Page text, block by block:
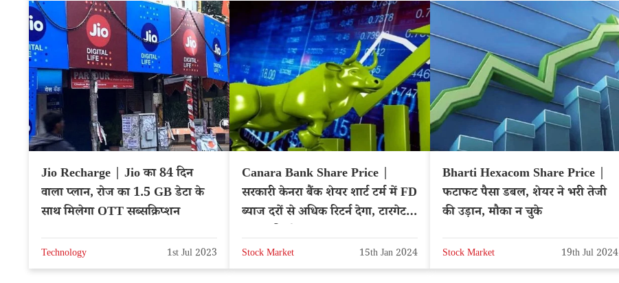
Jio Recharge | Jio का 84 दिन
वाला प्लान, रोज का 1.5 GB डेटा के
साथ मिलेगा OTT सब्सक्रिप्शन
Technology 1st Jul 2023
Canara Bank Share Price |
सरकारी केनरा बैंक शेयर शार्ट टर्म में FD
ब्याज दरों से अधिक रिटर्न देगा, टारगेट
Stock Market 15th Jan 2024
Bharti Hexacom Share Price |
फटाफट पैसा डबल, शेयर ने भरी तेजी
की उड़ान, मौका न चुके
Stock Market 19th Jul 2024